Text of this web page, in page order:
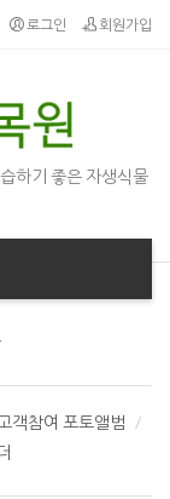
로그인 회원가입
하기 좋은 자생식물
객참여 포토앨범